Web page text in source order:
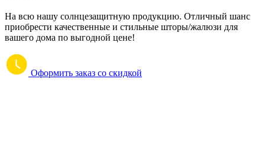
На всю нашу солнцезащитную продукцию. Отличный шанс
приобрести качественные и стильные шторы/жалюзи для
вашего дома по выгодной цене!
Оформить заказ со скидкой